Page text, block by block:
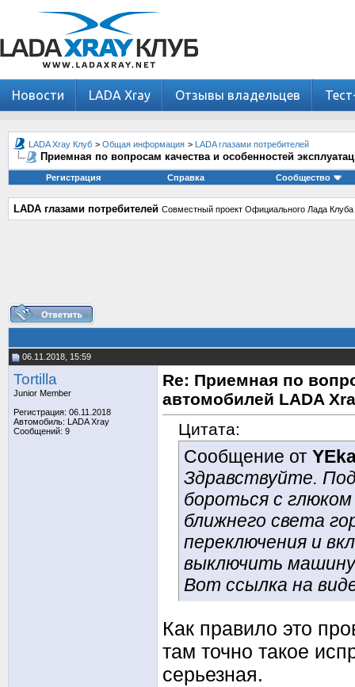
Новости LADA Xray Отзывы владельцев
LADA Xray Клуб > Общая информация > LADA глазами потребителей
Приемная по вопросам качества и особенностей
Регистрация Справка Сообщество
LADA глазами потребителей Совместный проект Официального Лада
06.11.2018, 15:59
Tortilla
Junior Member
Регистрация: 06.11.2018
Автомобиль: LADA Xray
Сообщений: 9
Re: Приемная по
автомобилей LADA
Цитата:
Сообщение от
Здравствуйте.
бороться с
ближнего света
переключения и
выключить
Вот ссылка на
Как правило это
там точно такое
серьезная.